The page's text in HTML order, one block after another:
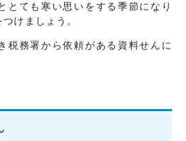
お問い合せ
とても寒い思いをする季節になり
けましょう。
務署から依頼がある資料せんに